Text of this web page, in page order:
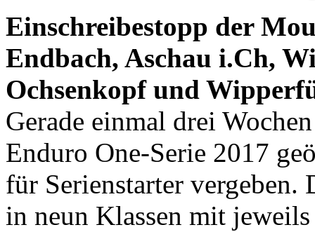
Einschreibestopp der
Endbach, Aschau i.Ch,
Ochsenkopf und
Gerade einmal drei
Enduro One-Serie 2017
für Serienstarter
in neun Klassen mit